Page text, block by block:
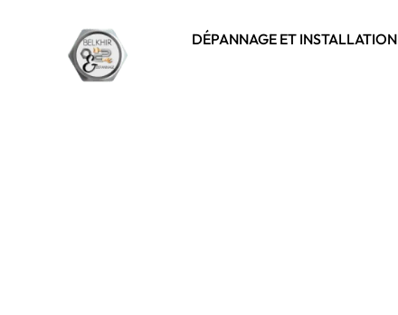
DÉPANNAGE ET INSTALLATION